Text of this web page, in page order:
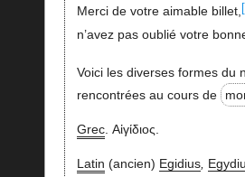
Merci de votre aimable billet,
n’avez pas oublié votre
Voici les diverses formes du
rencontrées au cours de
Grec. Αἰγίδιος.
Latin (ancien) Egidius,